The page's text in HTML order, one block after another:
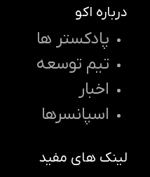
درباره اکو
پادکستر ها
تیم توسعه
اخبار
اسپانسرها
لینک های مفید